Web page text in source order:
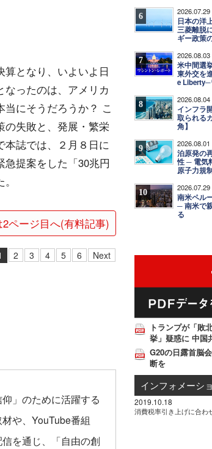
となり、いよいよ日
ったのは、アメリカ
にそうだろうか？ こ
の失敗と、発展・繁栄
本誌では、２月８日に
提案をした「30兆円
ページ目へ(有料記事)
2 3 4 5 6 Next
仰」のために活躍する
や、YouTube番組
信を通じ、「自由の創
6 2026.07.29
日本の洋
三菱離脱
ギー政策
7 2026.08.03
米中間選
東外交を
e Liberty─
8 2026.08.04
インフラ
取られる
角】
9 2026.08.01
泊原発の
性 ─ 電気
原子力規
10 2026.07.29
南米ペル
─ 南米で
る
トランプが「敗
挙」疑惑に 中国
G20の日露首脳
断を
インフォメーシ
2019.10.18
消費税率引き上げに合わ